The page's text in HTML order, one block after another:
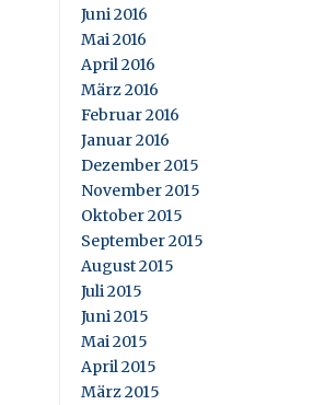
Juni 2016
Mai 2016
April 2016
März 2016
Februar 2016
Januar 2016
Dezember 2015
November 2015
Oktober 2015
September 2015
August 2015
Juli 2015
Juni 2015
Mai 2015
April 2015
März 2015